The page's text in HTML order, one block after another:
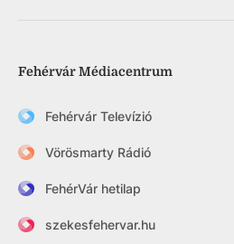
Fehérvár Médiacentrum
Fehérvár Televízió
Vörösmarty Rádió
FehérVár hetilap
szekesfehervar.hu